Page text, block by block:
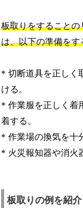
板取りをすること
は、以下の準備を
* 切断道具を正しく
ける。
* 作業服を正しく着
着する。
* 作業場の換気を十
* 火災報知器や消火
板取りの例を紹介